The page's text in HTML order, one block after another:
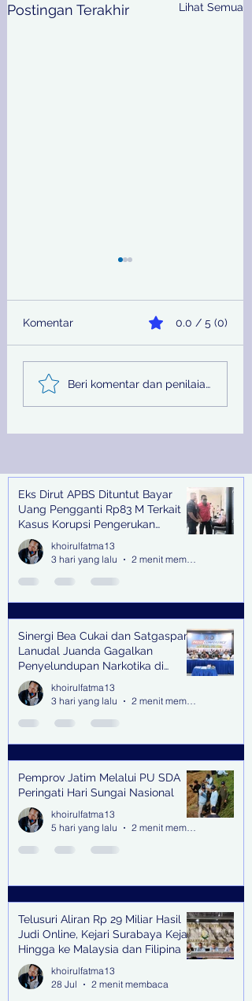
Postingan Terakhir Lihat Semua
Sinergi Bea Cukai dan
Satgaspam Lanudal
Juanda Gagalkan
Komentar 0.0 / 5 (0)
Beri komentar dan penilaian...
Recent Posts
Eks Dirut APBS Dituntut Bayar
Uang Pengganti Rp83 M Terkait
Kasus Korupsi Pengerukan
Tanjung Perak
khoirulfatma13
3 hari yang lalu
2 menit membaca
Sinergi Bea Cukai dan Satgaspam
Lanudal Juanda Gagalkan
Penyelundupan Narkotika di
Bandara Juanda
khoirulfatma13
3 hari yang lalu
2 menit membaca
Pemprov Jatim Melalui PU SDA
Peringati Hari Sungai Nasional
khoirulfatma13
5 hari yang lalu
2 menit membaca
Telusuri Aliran Rp 29 Miliar Hasil
Judi Online, Kejari Surabaya Kejar
Hingga ke Malaysia dan Filipina
khoirulfatma13
28 Jul
2 menit membaca